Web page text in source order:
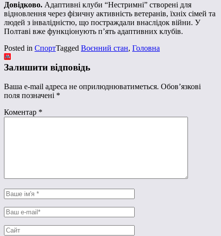
Довідково. Адаптивні клуби “Нестримні” створені для
відновлення через фізичну активність ветеранів, їхніх сімей та
людей з інвалідністю, що постраждали внаслідок війни. У
Полтаві вже функціонують п’ять адаптивних клубів.
Posted in СпортTagged Воєнний стан, Головна
Залишити відповідь
Ваша e-mail адреса не оприлюднюватиметься. Обов’язкові
поля позначені *
Коментар *